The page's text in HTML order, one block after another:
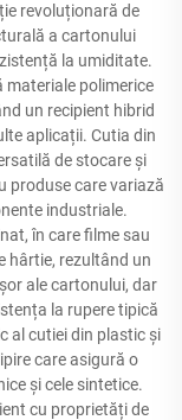
revoluționară de
a cartonului
la umiditate.
polimerice
un recipient hibrid
aplicații. Cutia din
de stocare și
produse care variază
industriale.
în care filme sau
hârtie, rezultând un
ale cartonului, dar
la rupere tipică
al cutiei din plastic și
care asigură o
și cele sintetice.
cu proprietăți de